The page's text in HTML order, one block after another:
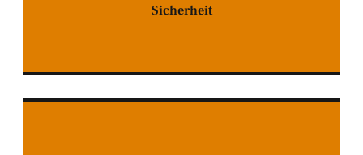
Sicherheit